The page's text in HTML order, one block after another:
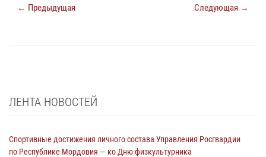
← Предыдущая Следующая →
ЛЕНТА НОВОСТЕЙ
Спортивные достижения личного состава Управления Росгвардии
по Республике Мордовия — ко Дню физкультурника